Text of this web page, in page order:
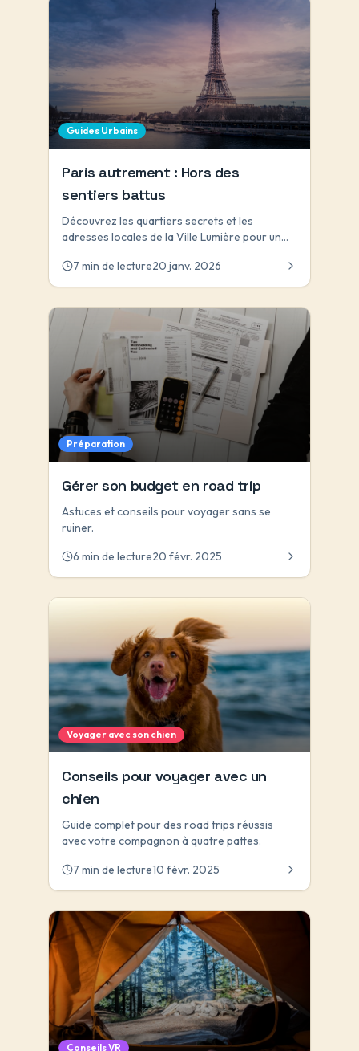
Guides Urbains
Paris autrement : Hors des
sentiers battus
Découvrez les quartiers secrets et les
adresses locales de la Ville Lumière pour un
7 min de lecture20 janv. 2026
Préparation
Gérer son budget en road trip
Astuces et conseils pour voyager sans se
ruiner.
6 min de lecture20 févr. 2025
Voyager avec son chien
Conseils pour voyager avec un
chien
Guide complet pour des road trips réussis
avec votre compagnon à quatre pattes.
7 min de lecture10 févr. 2025
Conseils VR